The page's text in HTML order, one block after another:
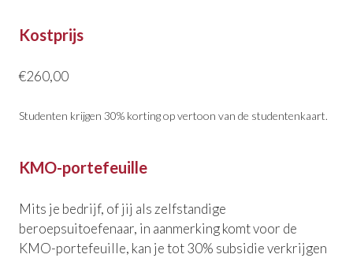
Kostprijs
€260,00
Studenten krijgen 30% korting op vertoon van de studentenkaart.
KMO-portefeuille
Mits je bedrijf, of jij als zelfstandige
beroepsuitoefenaar, in aanmerking komt voor de
KMO-portefeuille, kan je tot 30% subsidie verkrijgen